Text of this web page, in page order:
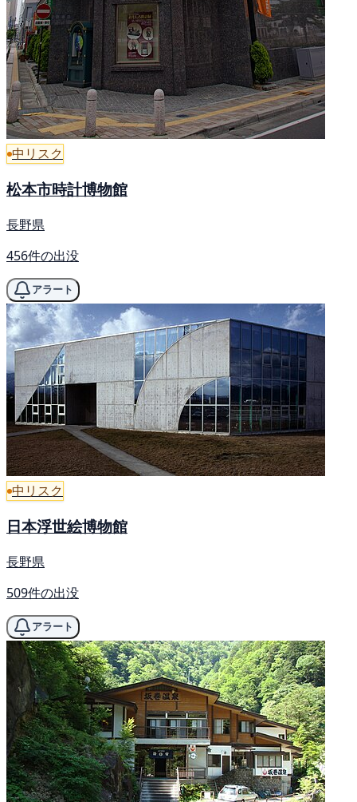
中リスク
松本市時計博物館
長野県
456件の出没
アラート
中リスク
日本浮世絵博物館
長野県
509件の出没
アラート